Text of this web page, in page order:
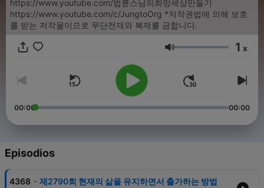
https://www.youtube.com/법륜스님의희망세상만들기
https://www.youtube.com/c/JungtoOrg *저작권법에 의해 보호
를 받는 저작물이므로 무단전재와 복제를 금합니다.
Volumen 1 x
00:00 00:00
Episodios
4368 - 제2790회 현재의 삶을 유지하면서 출가하는 방법